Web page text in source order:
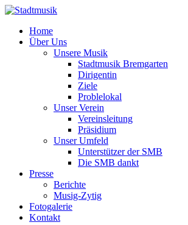
Home
Über Uns
Unsere Musik
Stadtmusik Bremgarten
Dirigentin
Ziele
Problelokal
Unser Verein
Vereinsleitung
Präsidium
Unser Umfeld
Unterstützer der SMB
Die SMB dankt
Presse
Berichte
Musig-Zytig
Fotogalerie
Kontakt